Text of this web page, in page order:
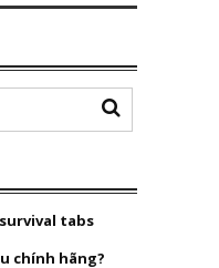
tabs
chính hãng?